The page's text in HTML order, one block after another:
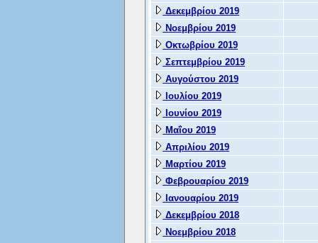
Δεκεμβρίου 2019
Νοεμβρίου 2019
Οκτωβρίου 2019
Σεπτεμβρίου 2019
Αυγούστου 2019
Ιουλίου 2019
Ιουνίου 2019
Μαΐου 2019
Απριλίου 2019
Μαρτίου 2019
Φεβρουαρίου 2019
Ιανουαρίου 2019
Δεκεμβρίου 2018
Νοεμβρίου 2018